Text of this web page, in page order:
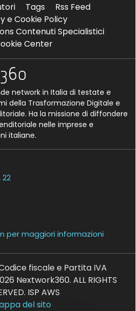
Tags
Rss Feed
e Cookie Policy
Contenuti Specialistici
Center
network in Italia di testate e
della Trasformazione Digitale e
Ha la missione di diffondere
nelle imprese e
italiane.
maggiori informazioni
fiscale e Partita IVA
Nextwork360. ALL RIGHTS
ISP AWS
del sito